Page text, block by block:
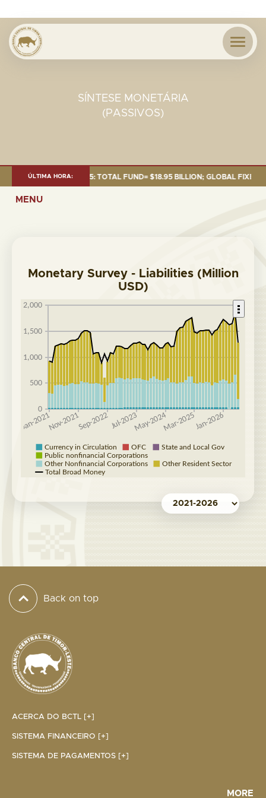
SÍNTESE MONETÁRIA
(PASSIVOS)
ÚLTIMA HORA:
AS OF 30 SEP. 2025: TOTAL FUND= $18.95 BILLION; GLOBAL FIXED
MENU
Monetary Survey - Liabilities (Million
USD)
Back on top
ACERCA DO BCTL [+]
SISTEMA FINANCEIRO [+]
SISTEMA DE PAGAMENTOS [+]
MORE